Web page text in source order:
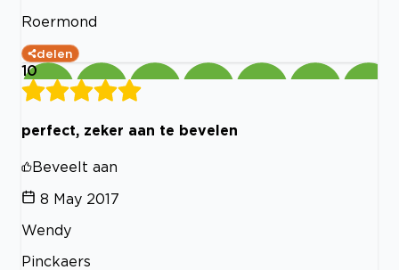
Roermond
delen
10
perfect, zeker aan te bevelen
Beveelt aan
8 May 2017
Wendy
Pinckaers